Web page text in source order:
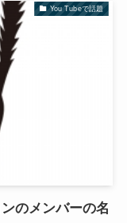
You Tubeで話題
のメンバーの名